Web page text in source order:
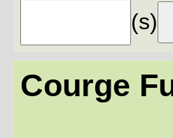
(s)
Courge